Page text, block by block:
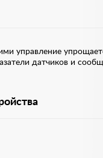
управление
датчиков и
необходимы для
дороге. Никто не